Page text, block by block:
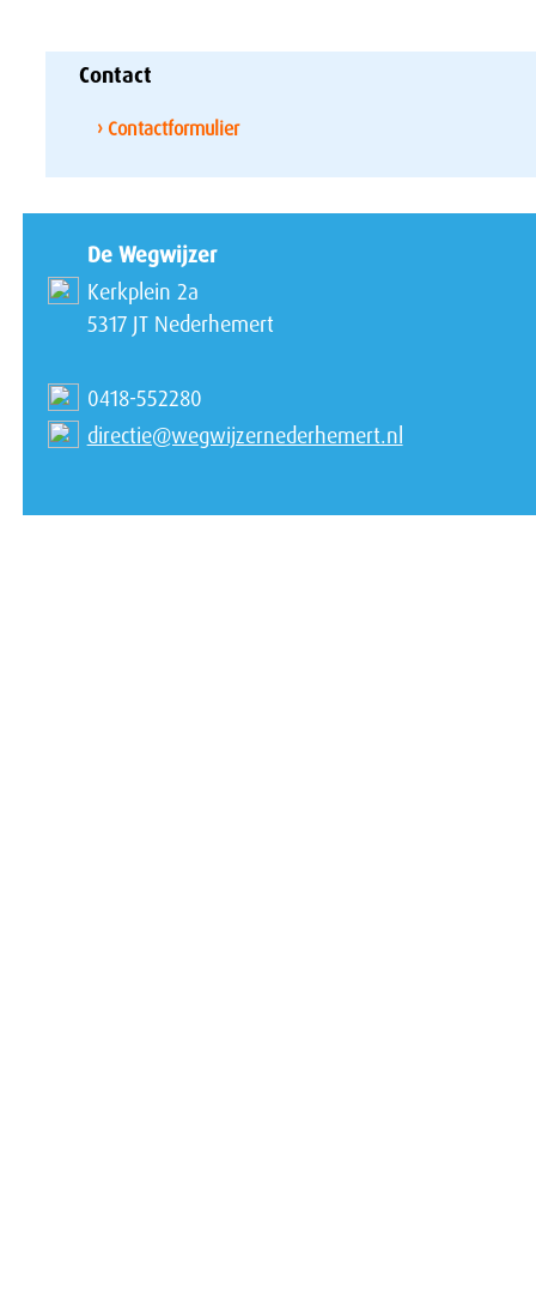
Contact
› Contactformulier
De Wegwijzer
Kerkplein 2a
5317 JT Nederhemert
0418-552280
directie@wegwijzernederhemert.nl